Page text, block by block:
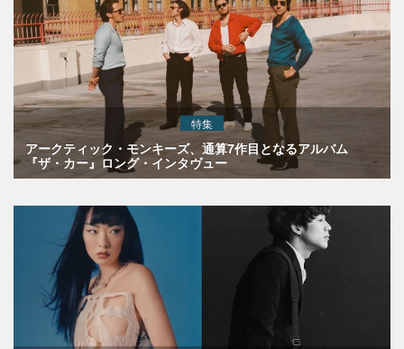
特集
アークティック・モンキーズ、通算7作目となるアルバム
『ザ・カー』ロング・インタヴュー